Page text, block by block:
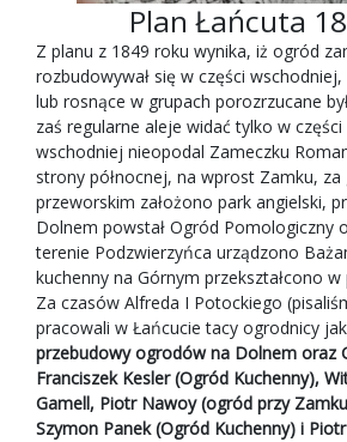
Plan Łańcuta
Z planu z 1849 roku wynika, iż ogród
rozbudowywał się w części
lub rosnące w grupach porozrzucane
zaś regularne aleje widać tylko w części
wschodniej nieopodal Zameczku
strony północnej, na wprost Zamku, za
przeworskim założono park angielski,
Dolnem powstał Ogród Pomologiczny
terenie Podzwierzyńca urządzono
kuchenny na Górnym przekształcono
Za czasów Alfreda I Potockiego
pracowali w Łańcucie tacy ogrodnicy
przebudowy ogrodów na Dolnem oraz
Franciszek Kesler (Ogród Kuchenny),
Gamell, Piotr Nawoy (ogród przy
Szymon Panek (Ogród Kuchenny) i